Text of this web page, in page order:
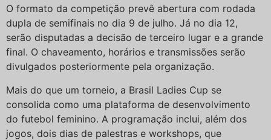
O formato da competição prevê abertura com rodada
dupla de semifinais no dia 9 de julho. Já no dia 12,
serão disputadas a decisão de terceiro lugar e a grande
final. O chaveamento, horários e transmissões serão
divulgados posteriormente pela organização.
Mais do que um torneio, a Brasil Ladies Cup se
consolida como uma plataforma de desenvolvimento
do futebol feminino. A programação inclui, além dos
jogos, dois dias de palestras e workshops, que